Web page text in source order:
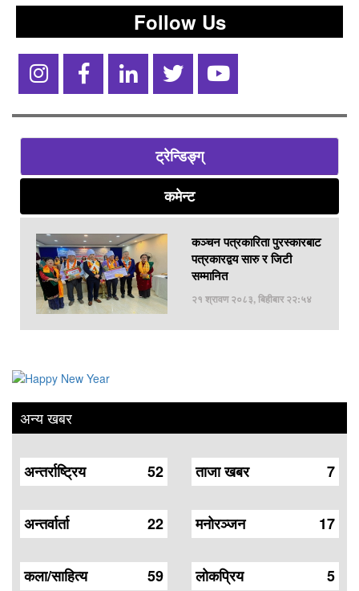
Follow Us
ट्रेन्डिङ्ग्
कमेन्ट
कञ्चन पत्रकारिता पुरस्कारबाट
पत्रकारद्वय सारु र जिटी
सम्मानित
२१ श्रावण २०८३, बिहीबार २२:५४
अन्य खबर
52
अन्तर्राष्ट्रिय
22
अन्तर्वार्ता
59
कला/साहित्य
7
ताजा खबर
17
मनोरञ्जन
5
लोकप्रिय